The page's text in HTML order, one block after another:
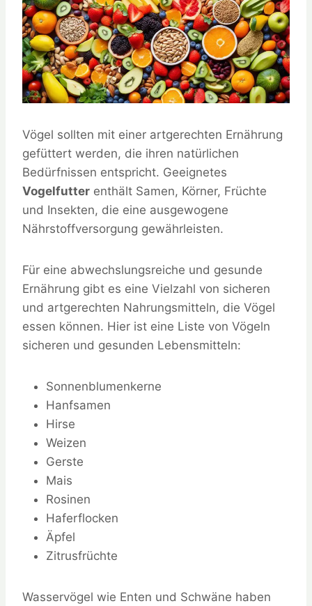
Vögel sollten mit einer artgerechten Ernährung
gefüttert werden, die ihren natürlichen
Bedürfnissen entspricht. Geeignetes
Vogelfutter enthält Samen, Körner, Früchte
und Insekten, die eine ausgewogene
Nährstoffversorgung gewährleisten.
Für eine abwechslungsreiche und gesunde
Ernährung gibt es eine Vielzahl von sicheren
und artgerechten Nahrungsmitteln, die Vögel
essen können. Hier ist eine Liste von Vögeln
sicheren und gesunden Lebensmitteln:
Sonnenblumenkerne
Hanfsamen
Hirse
Weizen
Gerste
Mais
Rosinen
Haferflocken
Äpfel
Zitrusfrüchte
Wasservögel wie Enten und Schwäne haben